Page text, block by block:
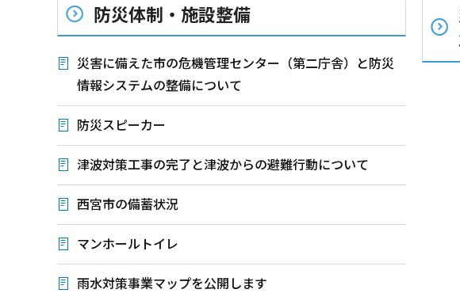
防災体制・施設整備
災害に備えた市の危機管理センター（第二庁舎）と防災
情報システムの整備について
防災スピーカー
津波対策工事の完了と津波からの避難行動について
西宮市の備蓄状況
マンホールトイレ
雨水対策事業マップを公開します